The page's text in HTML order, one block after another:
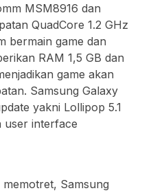
MSM8916 dan
QuadCore 1.2 GHz
bermain game dan
RAM 1,5 GB dan
game akan
Samsung Galaxy
yakni Lollipop 5.1
user interface
Samsung